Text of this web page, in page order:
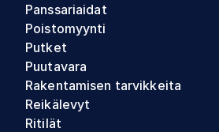
Panssariaidat
Poistomyynti
Putket
Puutavara
Rakentamisen tarvikkeita
Reikälevyt
Ritilät